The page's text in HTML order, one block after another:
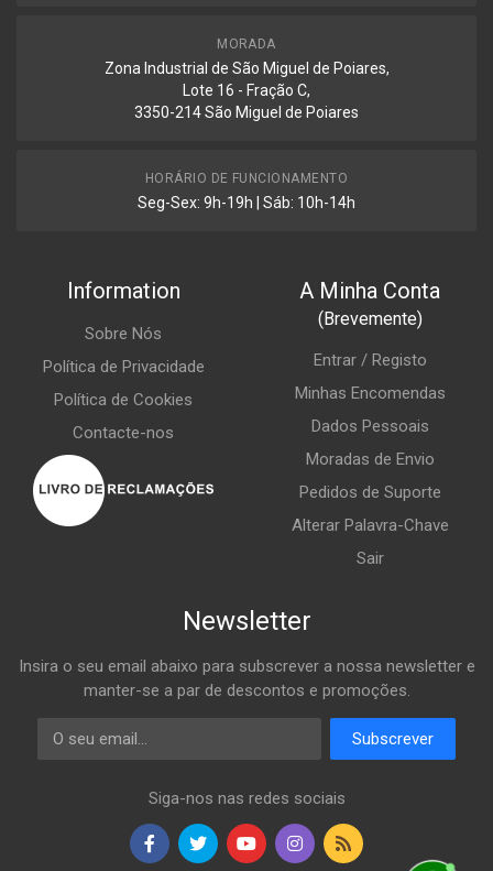
MORADA
Zona Industrial de São Miguel de Poiares,
Lote 16 - Fração C,
3350-214 São Miguel de Poiares
HORÁRIO DE FUNCIONAMENTO
Seg-Sex: 9h-19h | Sáb: 10h-14h
Information
Sobre Nós
Política de Privacidade
Política de Cookies
Contacte-nos
A Minha Conta
(Brevemente)
Entrar / Registo
Minhas Encomendas
Dados Pessoais
Moradas de Envio
Pedidos de Suporte
Alterar Palavra-Chave
Sair
Newsletter
Insira o seu email abaixo para subscrever a nossa newsletter e
manter-se a par de descontos e promoções.
Email
Subscrever
Siga-nos nas redes sociais